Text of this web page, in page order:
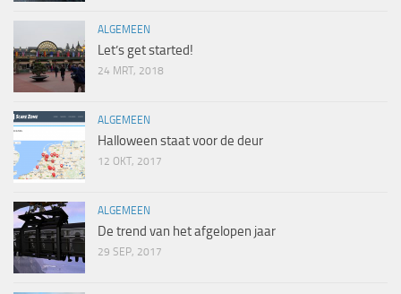
ALGEMEEN
Let’s get started!
24 MRT, 2018
ALGEMEEN
Halloween staat voor de deur
12 OKT, 2017
ALGEMEEN
De trend van het afgelopen jaar
29 SEP, 2017